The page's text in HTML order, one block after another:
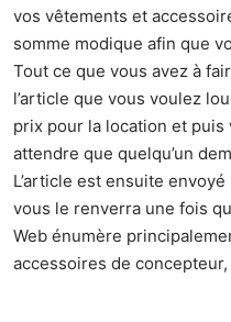
vos vêtements et
somme modique afin que
Tout ce que vous avez à
l’article que vous voulez
prix pour la location et
attendre que quelqu’un
L’article est ensuite
vous le renverra une fois
Web énumère
accessoires de